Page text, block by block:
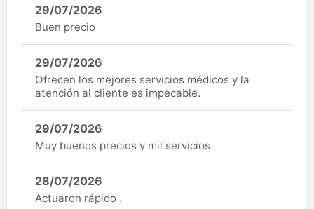
29/07/2026
Buen precio
29/07/2026
Ofrecen los mejores servicios médicos y la
atención al cliente es impecable.
29/07/2026
Muy buenos precios y mil servicios
28/07/2026
Actuaron rápido .